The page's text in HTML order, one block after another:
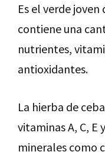
Es el verde
contiene una
nutrientes,
antioxidantes.
La hierba de
vitaminas A, C, E
minerales como